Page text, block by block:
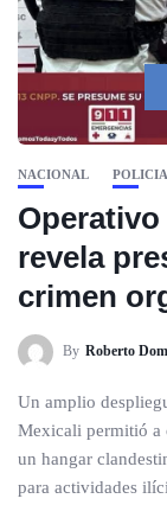
NACIONAL
Operativo
revela
crimen
By Roberto
Un amplio
Mexicali permitió a
un hangar
para actividades